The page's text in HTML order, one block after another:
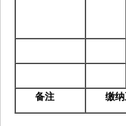
备注 缴